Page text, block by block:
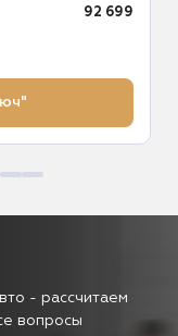
92 699
- рассчитаем
вопросы